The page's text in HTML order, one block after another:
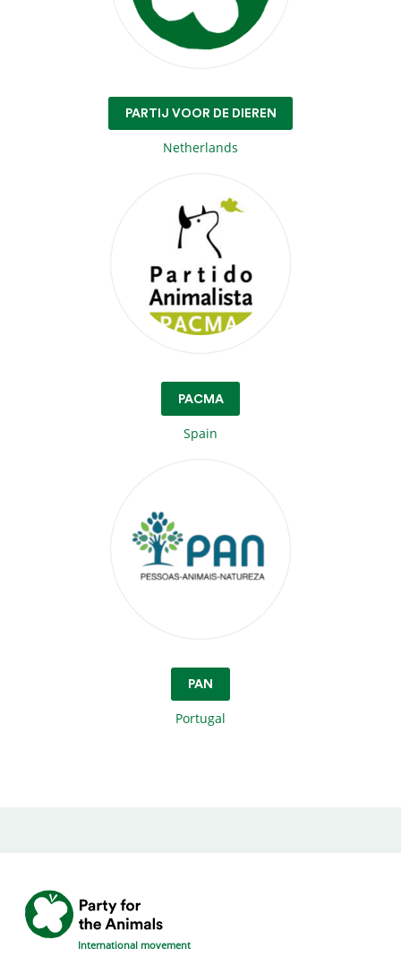
PARTIJ VOOR DE DIEREN
Netherlands
PACMA
Spain
PAN
Portugal
International movement